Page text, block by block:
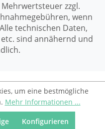
zzgl.
wenn
technischen Daten,
sind annähernd und
um eine bestmögliche
Mehr Informationen ...
Konfigurieren